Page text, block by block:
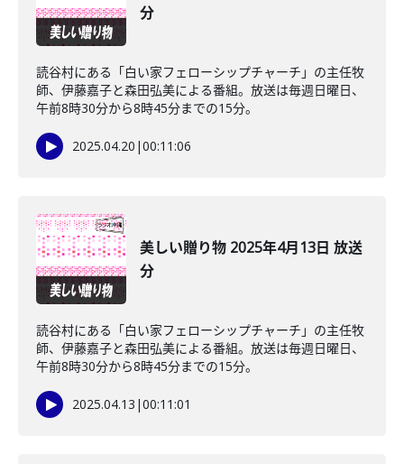
分
読谷村にある「白い家フェローシップチャーチ」の主任牧
師、伊藤嘉子と森田弘美による番組。放送は毎週日曜日、
午前8時30分から8時45分までの15分。
2025.04.20 |00:11:06
美しい贈り物 2025年4月13日 放送
分
読谷村にある「白い家フェローシップチャーチ」の主任牧
師、伊藤嘉子と森田弘美による番組。放送は毎週日曜日、
午前8時30分から8時45分までの15分。
2025.04.13 |00:11:01